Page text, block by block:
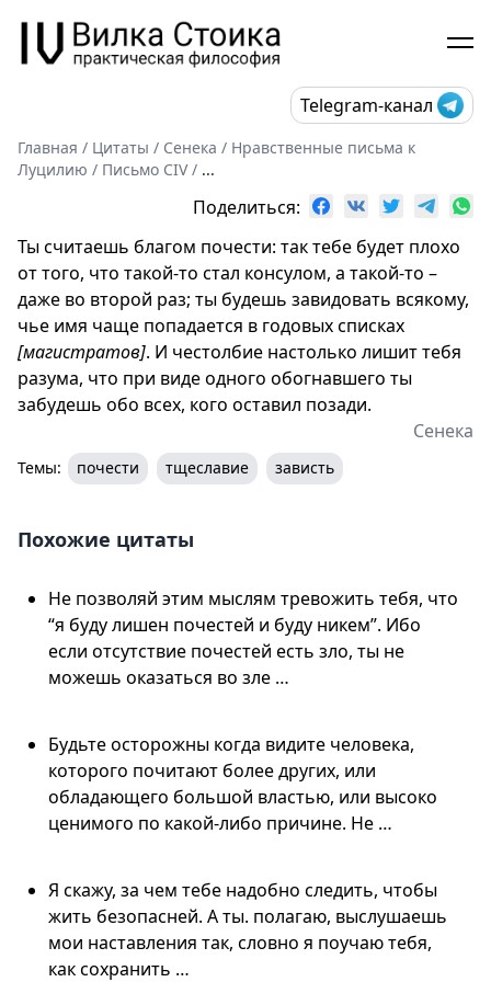
Telegram-канал
Главная / Цитаты / Сенека / Нравственные письма к
Луцилию / Письмо CIV/ ...
Поделиться:
Ты считаешь благом почести: так тебе будет плохо
от того, что такой-то стал консулом, а такой-то –
даже во второй раз; ты будешь завидовать всякому,
чье имя чаще попадается в годовых списках
[магистратов]. И честолбие настолько лишит тебя
разума, что при виде одного обогнавшего ты
забудешь обо всех, кого оставил позади.
Сенека
Темы: почести тщеславие зависть
Похожие цитаты
Не позволяй этим мыслям тревожить тебя, что
“я буду лишен почестей и буду никем”. Ибо
если отсутствие почестей есть зло, ты не
можешь оказаться во зле …
Будьте осторожны когда видите человека,
которого почитают более других, или
обладающего большой властью, или высоко
ценимого по какой-либо причине. Не …
Я скажу, за чем тебе надобно следить, чтобы
жить безопасней. А ты. полагаю, выслушаешь
мои наставления так, словно я поучаю тебя,
как сохранить …